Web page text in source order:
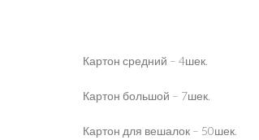
Картон средний – 4шек.
Картон большой – 7шек.
Картон для вешалок – 50шек.